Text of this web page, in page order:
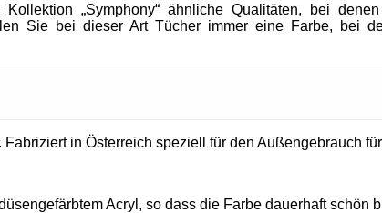
„Symphony“ ähnliche Qualitäten, bei
Sie bei dieser Art Tücher immer eine Farbe, bei
in Österreich speziell für den Außengebrauch
Acryl, so dass die Farbe dauerhaft schön